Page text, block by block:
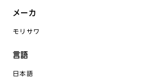
メーカ
モリサワ
言語
日本語